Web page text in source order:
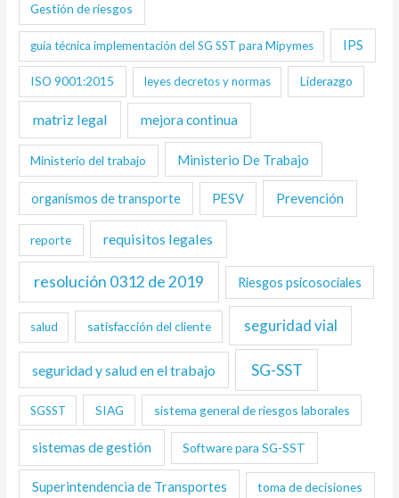
Gestión de riesgos
guía técnica implementación del SG SST para Mipymes IPS
ISO 9001:2015 leyes decretos y normas Liderazgo
matriz legal mejora continua
Ministerio del trabajo Ministerio De Trabajo
organismos de transporte PESV Prevención
reporte requisitos legales
resolución 0312 de 2019 Riesgos psicosociales
salud satisfacción del cliente seguridad vial
seguridad y salud en el trabajo SG-SST
SGSST SIAG sistema general de riesgos laborales
sistemas de gestión Software para SG-SST
Superintendencia de Transportes toma de decisiones